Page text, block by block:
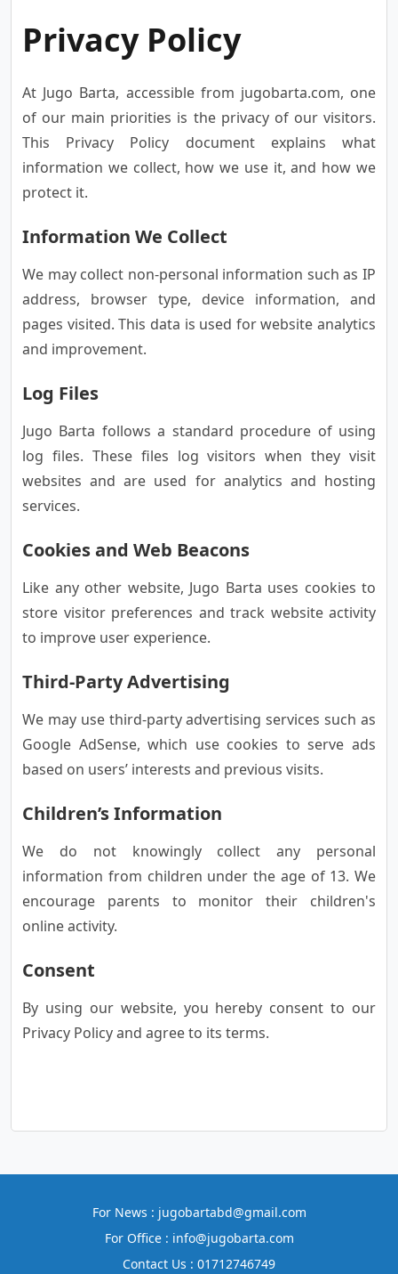
Privacy Policy
At Jugo Barta, accessible from jugobarta.com, one
of our main priorities is the privacy of our visitors.
This Privacy Policy document explains what
information we collect, how we use it, and how we
protect it.
Information We Collect
We may collect non-personal information such as IP
address, browser type, device information, and
pages visited. This data is used for website analytics
and improvement.
Log Files
Jugo Barta follows a standard procedure of using
log files. These files log visitors when they visit
websites and are used for analytics and hosting
services.
Cookies and Web Beacons
Like any other website, Jugo Barta uses cookies to
store visitor preferences and track website activity
to improve user experience.
Third-Party Advertising
We may use third-party advertising services such as
Google AdSense, which use cookies to serve ads
based on users’ interests and previous visits.
Children’s Information
We do not knowingly collect any personal
information from children under the age of 13. We
encourage parents to monitor their children's
online activity.
Consent
By using our website, you hereby consent to our
Privacy Policy and agree to its terms.
For News : jugobartabd@gmail.com
For Office : info@jugobarta.com
Contact Us : 01712746749